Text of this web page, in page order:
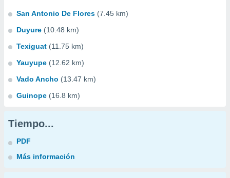
San Antonio De Flores (7.45 km)
Duyure (10.48 km)
Texiguat (11.75 km)
Yauyupe (12.62 km)
Vado Ancho (13.47 km)
Guinope (16.8 km)
Tiempo...
PDF
Más información